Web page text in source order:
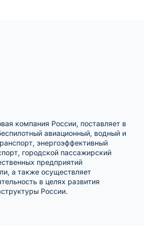
компания России, поставляет в
авиационный, водный и
энергоэффективный
городской пассажирский
предприятий
а также осуществляет
в целях развития
России.